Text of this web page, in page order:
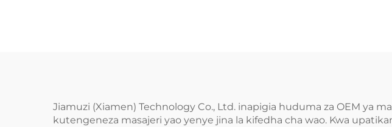
Jiamuzi (Xiamen) Technology Co., Ltd. inapigia huduma za OEM ya
kutengeneza masajeri yao yenye jina la kifedha cha wao. Kwa